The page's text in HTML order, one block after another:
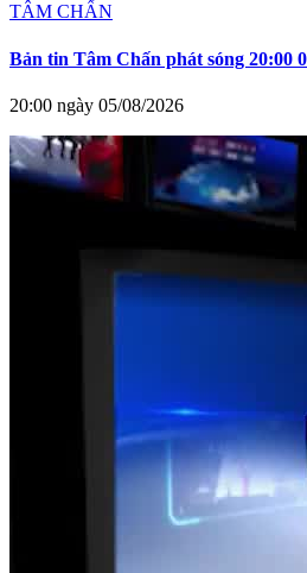
TÂM CHẤN
Bản tin Tâm Chấn phát sóng 20:00
20:00 ngày 05/08/2026